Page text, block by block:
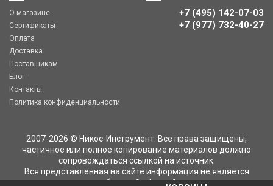
О магазине
Сертификаты
Оплата
Доставка
Поставщикам
Блог
Контакты
Политика конфиденциальности
+7 (495) 142-07-03
‎‎+7 (977) 732-40-27
2007-2026 © Никос-Инструмент. Все права защищены,
частичное или полное копирование материалов должно
сопровождаться ссылкой на источник.
Вся представленная на сайте информация не является
публичной офертой